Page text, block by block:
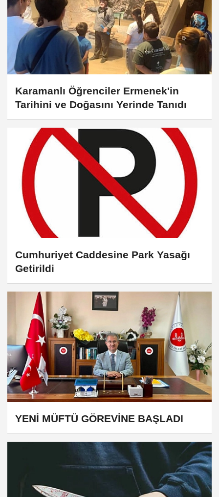
Karamanlı Öğrenciler Ermenek'in
Tarihini ve Doğasını Yerinde Tanıdı
Cumhuriyet Caddesine Park Yasağı
Getirildi
YENİ MÜFTÜ GÖREVİNE BAŞLADI